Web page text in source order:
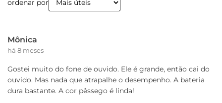
ordenar por
Mônica
há 8 meses
Gostei muito do fone de ouvido. Ele é grande, então cai do
ouvido. Mas nada que atrapalhe o desempenho. A bateria
dura bastante. A cor pêssego é linda!